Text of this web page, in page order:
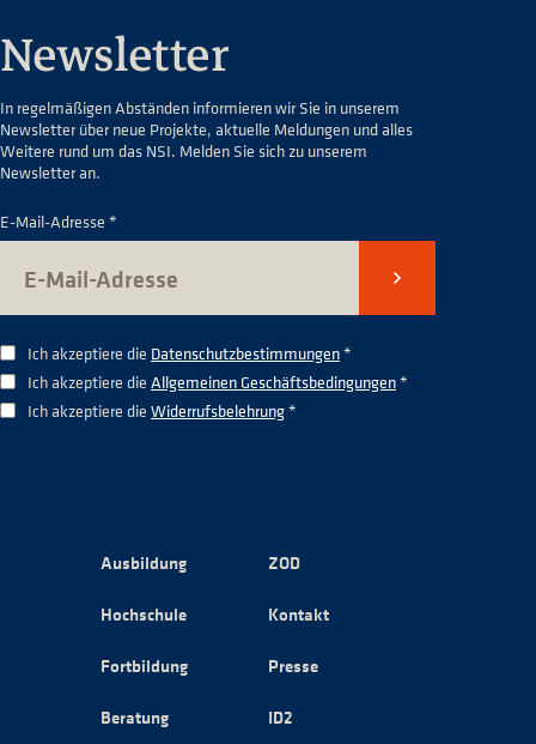
Newsletter
In regelmäßigen Abständen informieren wir Sie in unserem
Newsletter über neue Projekte, aktuelle Meldungen und alles
Weitere rund um das NSI. Melden Sie sich zu unserem
Newsletter an.
E-Mail-Adresse *
Senden
Ich akzeptiere die Datenschutzbestimmungen*
Ich akzeptiere die Allgemeinen Geschäftsbedingungen*
Ich akzeptiere die Widerrufsbelehrung*
Ausbildung
Hochschule
Fortbildung
Beratung
ZOD
Kontakt
Presse
ID2